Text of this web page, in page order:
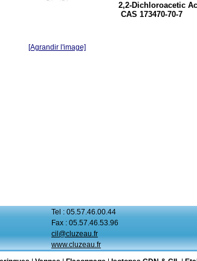
[Agrandir l'image]
2,2-Dichloroacetic
CAS 173470-70-7
Tel : 05.57.46.00.44
Fax : 05.57.46.53.96
cil@cluzeau.fr
www.cluzeau.fr